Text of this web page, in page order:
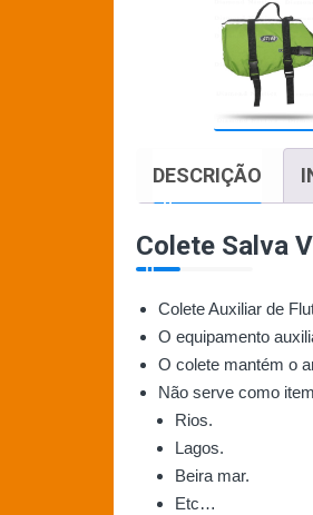
DESCRIÇÃO
Colete Salva
Colete Auxiliar de
O equipamento
O colete mantém o
Não serve como
Rios.
Lagos.
Beira mar.
Etc…